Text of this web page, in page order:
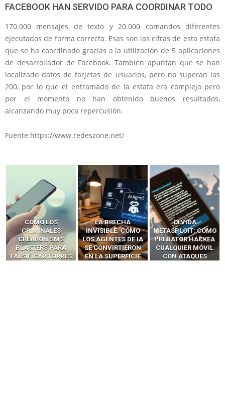
FACEBOOK HAN SERVIDO PARA COORDINAR TODO
170.000 mensajes de texto y 20.000 comandos diferentes
ejecutados de forma correcta. Esas son las cifras de esta estafa
que se ha coordinado gracias a la utilización de 5 aplicaciones
de desarrollador de Facebook. También apuntan que se han
localizado datos de tarjetas de usuarios, pero no superan las
200, por lo que el entramado de la estafa era complejo pero
por el momento no han obtenido buenos resultados,
alcanzando muy poca repercusión.
Fuente:https://www.redeszone.net/
LA BRECHA
INVISIBLE: CÓMO
LOS AGENTES DE IA
SE CONVIRTIERON
EN LA SUPERFICIE
OLVIDA
METASPLOIT: CÓMO
PREDATOR HACKEA
CUALQUIER MÓVIL
CON ATAQUES
CÓMO LOS HACKERS
INTERCEPTAN OTPS
Y LLAMADAS
MÓVILES SIN
‘HACKEAR’ — EL